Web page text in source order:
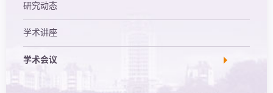
研究动态
学术讲座
学术会议